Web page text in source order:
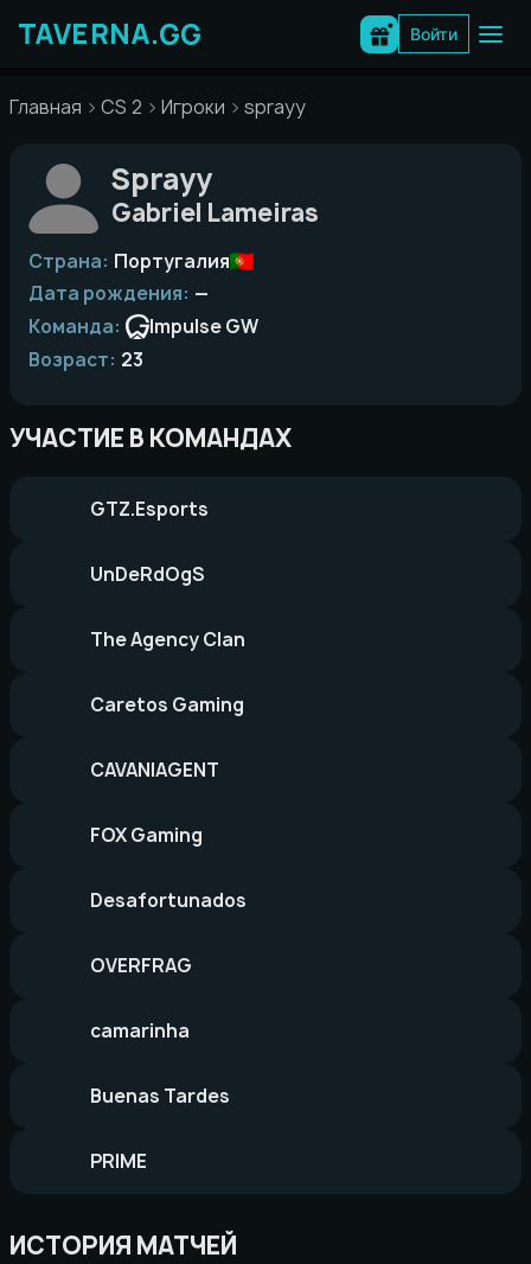
содержимому
Войти
Главная CS 2 Игроки sprayy
Sprayy
Gabriel Lameiras
Страна: Португалия
Дата рождения: —
Команда:
Impulse GW
Возраст: 23
УЧАСТИЕ В КОМАНДАХ
GTZ.Esports
UnDeRdOgS
The Agency Clan
Caretos Gaming
CAVANIAGENT
FOX Gaming
Desafortunados
OVERFRAG
camarinha
Buenas Tardes
PRIME
ИСТОРИЯ МАТЧЕЙ